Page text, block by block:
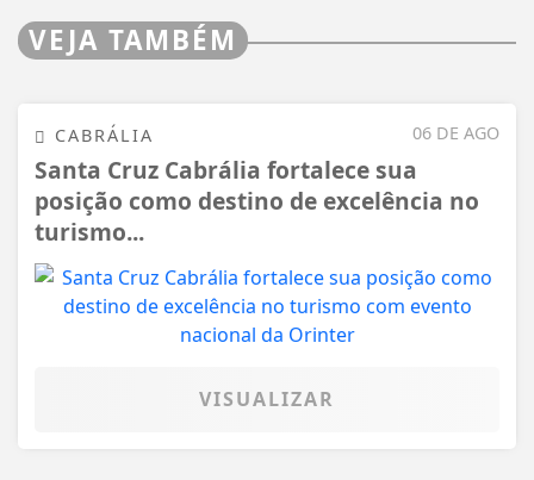
VEJA TAMBÉM
06 DE AGO
CABRÁLIA
Santa Cruz Cabrália fortalece sua
posição como destino de excelência no
turismo...
VISUALIZAR